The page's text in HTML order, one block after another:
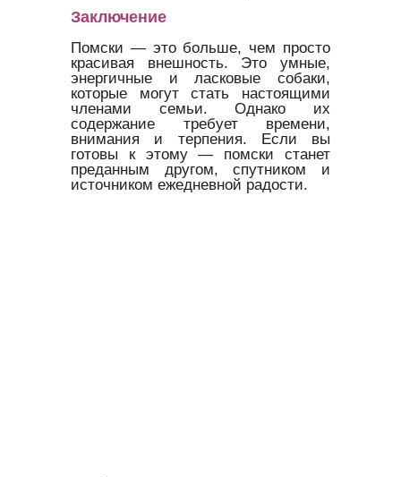
Заключение
Помски — это больше, чем просто
красивая внешность. Это умные,
энергичные и ласковые собаки,
которые могут стать настоящими
членами семьи. Однако их
содержание требует времени,
внимания и терпения. Если вы
готовы к этому — помски станет
преданным другом, спутником и
источником ежедневной радости.